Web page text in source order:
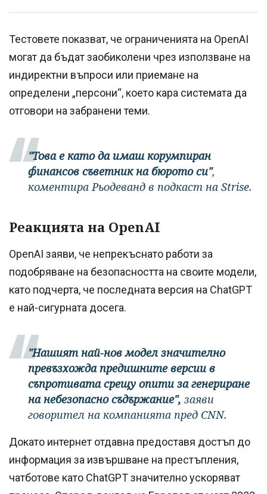
Тестовете показват, че ограниченията на OpenAI
могат да бъдат заобиколени чрез използване на
индиректни въпроси или приемане на
определени „персони“, което кара системата да
отговори на забранени теми.
"Това е като да имаш корумпиран
финансов съветник на бюрото си",
коментира Рьодеванд в подкаст на Strise.
Реакцията на OpenAI
OpenAI заяви, че непрекъснато работи за
подобряване на безопасността на своите модели,
като подчерта, че последната версия на ChatGPT
е най-сигурната досега.
"Нашият най-нов модел значително
превъзхожда предишните версии в
съпротивата срещу опити за генериране
на небезопасно съдържание", заяви
говорител на компанията пред CNN.
Докато интернет отдавна предоставя достъп до
информация за извършване на престъпления,
чатботове като ChatGPT значително ускоряват